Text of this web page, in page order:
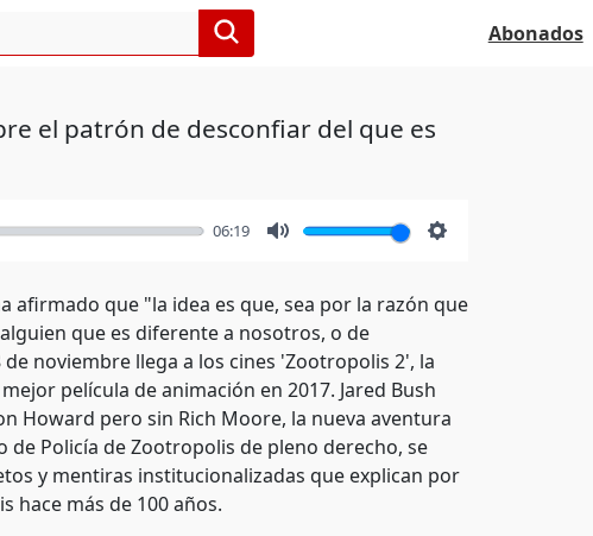
Abonados
el patrón de desconfiar del que es
06:19
afirmado que "la idea es que, sea por la razón que
que es diferente a nosotros, o de
noviembre llega a los cines 'Zootropolis 2', la
película de animación en 2017. Jared Bush
Howard pero sin Rich Moore, la nueva aventura
de Policía de Zootropolis de pleno derecho, se
y mentiras institucionalizadas que explican por
hace más de 100 años.